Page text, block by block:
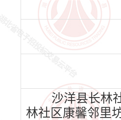
沙洋县长林
林社区康馨邻里